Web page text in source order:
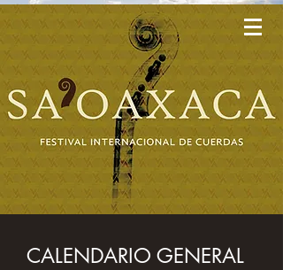
CALENDARIO GENERAL